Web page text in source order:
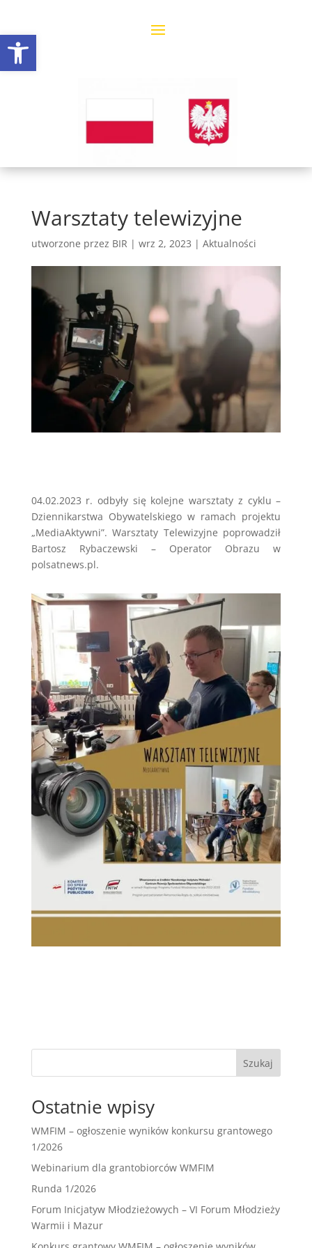
Open toolbar
Warsztaty telewizyjne
utworzone przez BIR | wrz 2, 2023 | Aktualności
04.02.2023 r. odbyły się kolejne warsztaty z cyklu –
Dziennikarstwa Obywatelskiego w ramach projektu
„MediaAktywni”. Warsztaty Telewizyjne poprowadził
Bartosz Rybaczewski – Operator Obrazu w
polsatnews.pl.
Szukaj
Ostatnie wpisy
WMFIM – ogłoszenie wyników konkursu grantowego
1/2026
Webinarium dla grantobiorców WMFIM
Runda 1/2026
Forum Inicjatyw Młodzieżowych – VI Forum Młodzieży
Warmii i Mazur